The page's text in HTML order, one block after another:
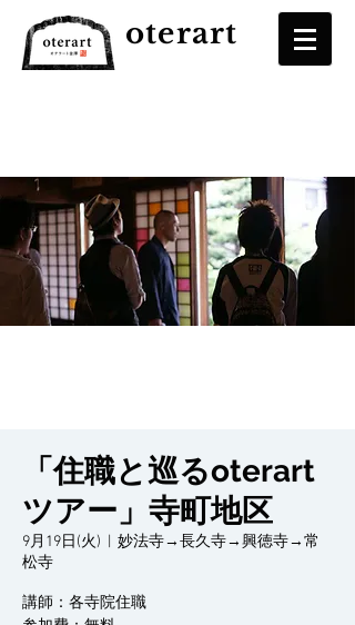
oterart
「住職と巡るoterart
ツアー」寺町地区
9月19日(火)
妙法寺→長久寺→興徳寺→常
松寺
講師：各寺院住職